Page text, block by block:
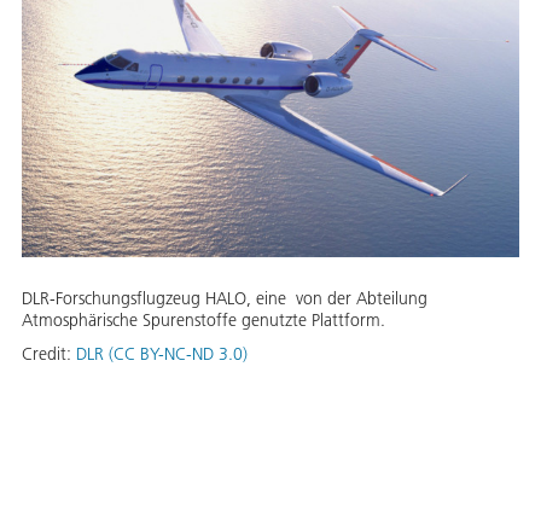
DLR-Forschungsflugzeug HALO, eine von der Abteilung
Atmosphärische Spurenstoffe genutzte Plattform.
Credit: DLR (CC BY-NC-ND 3.0)